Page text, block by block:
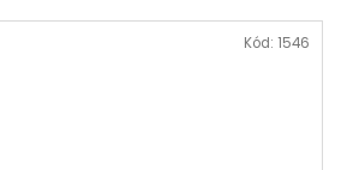
Kód: 1546